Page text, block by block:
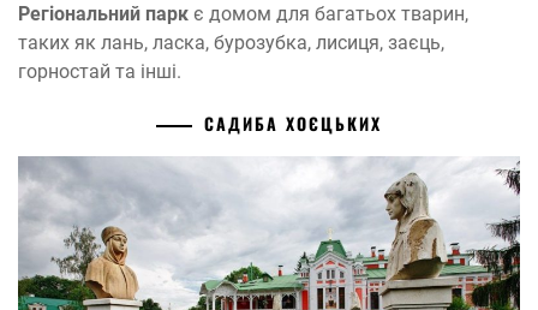
Регіональний парк є домом для багатьох тварин,
таких як лань, ласка, бурозубка, лисиця, заєць,
горностай та інші.
САДИБА ХОЄЦЬКИХ